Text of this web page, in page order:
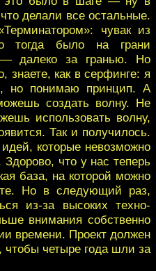
делали все остальные.
чувак из
тогда было на грани
— далеко за гранью. Но
знаете, как в серфинге: я
но понимаю принцип. А
создать волну. Не
использовать волну,
Так и получилось.
которые невозможно
что у нас теперь
база, на которой можно
Но в следующий раз,
из-за высоких ­техно­
внимания собствен­но
времени. Проект должен
четыре года шли за